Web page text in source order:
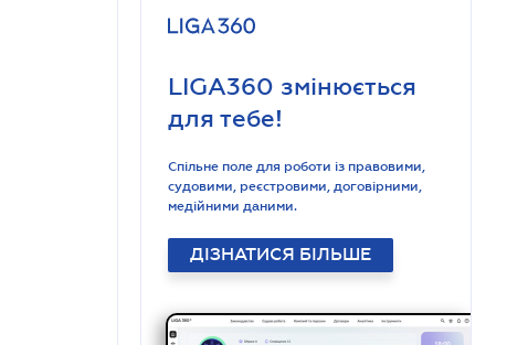
LIGA360 змінюється
для тебе!
Спільне поле для роботи із правовими,
судовими, реєстровими, договірними,
медійними даними.
ДІЗНАТИСЯ БІЛЬШЕ